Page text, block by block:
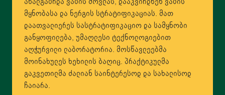
მყნობასა და ნერგის სტრატიფიკაციას. მათ
დაათვალიერეს სასტრატიფიკაციო და სამყნობი
განყოფილება, უმაღლესი ტექნოლოგიებით
აღჭურვილი ლაბორატორია. მოსწავლეებმა
მოინახულეს ხეხილის ბაღიც. პრაქტიკულმა
გაკვეთილმა ძალიან საინტერესოდ და სახალისოდ
ჩაიარა.